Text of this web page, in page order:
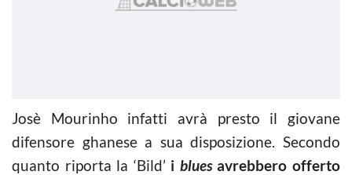
Josè Mourinho infatti avrà presto il giovane
difensore ghanese a sua disposizione. Secondo
quanto riporta la ‘Bild’ i bluesavrebbero offerto